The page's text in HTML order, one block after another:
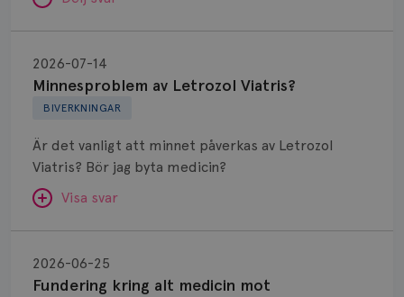
BIVERKNINGAR
Minnesproblem av Letrozol Viatris?
2026-07-14
Är det vanligt att minnet påverkas av Letrozol
Viatris? Bör jag byta medicin?
Visa svar
SVAR:
Hej. Oavsett vilken hormonsänkande behandling
Letrozol
Viatris?
Fundering kring alt medicin mot
2026-06-25
kring